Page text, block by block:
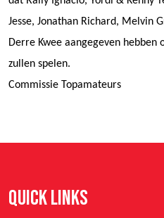
Jesse, Jonathan Richard, Melvin
Derre Kwee aangegeven hebben
zullen spelen.
Commissie Topamateurs
QUICK LINKS